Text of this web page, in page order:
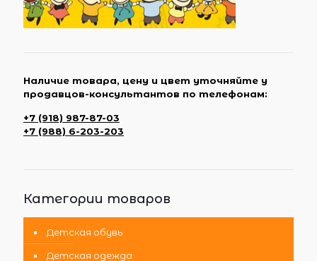
Наличие товара, цену и цвет уточняйте у
продавцов-консультантов по телефонам:
+7 (918) 987-87-03
+7 (988) 6-203-203
Категории товаров
Детская обувь
Детская одежда